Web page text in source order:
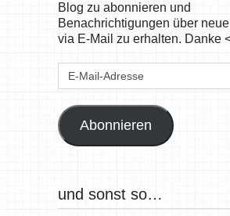
Blog zu abonnieren und
Benachrichtigungen über
via E-Mail zu erhalten. Danke
E-
Abonnieren
und sonst so…